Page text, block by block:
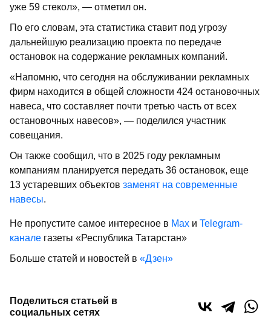
уже 59 стекол», — отметил он.
По его словам, эта статистика ставит под угрозу
дальнейшую реализацию проекта по передаче
остановок на содержание рекламных компаний.
«Напомню, что сегодня на обслуживании рекламных
фирм находится в общей сложности 424 остановочных
навеса, что составляет почти третью часть от всех
остановочных навесов», — поделился участник
совещания.
Он также сообщил, что в 2025 году рекламным
компаниям планируется передать 36 остановок, еще
13 устаревших объектов заменят на современные
навесы.
Не пропустите самое интересное в Max и Telegram-
канале газеты «Республика Татарстан»
Больше статей и новостей в «Дзен»
Поделиться статьей в
социальных сетях